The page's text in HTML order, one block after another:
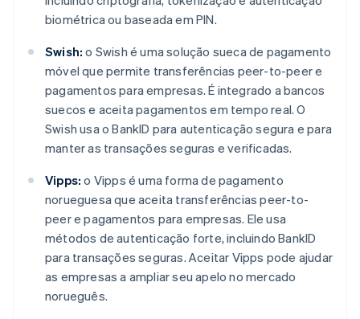
biométrica ou baseada em PIN.
Swish: o Swish é uma solução sueca de pagamento
móvel que permite transferências peer-to-peer e
pagamentos para empresas. É integrado a bancos
suecos e aceita pagamentos em tempo real. O
Swish usa o BankID para autenticação segura e para
manter as transações seguras e verificadas.
Vipps: o Vipps é uma forma de pagamento
norueguesa que aceita transferências peer-to-
peer e pagamentos para empresas. Ele usa
métodos de autenticação forte, incluindo BankID
para transações seguras. Aceitar Vipps pode ajudar
as empresas a ampliar seu apelo no mercado
norueguês.